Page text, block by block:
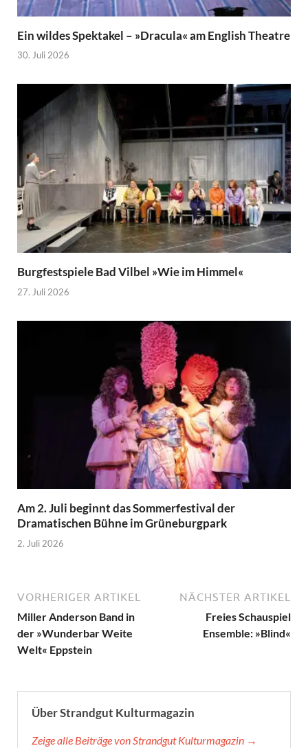
Ein wildes Spektakel – »Dracula« am English Theatre
30. Juli 2026
Burgfestspiele Bad Vilbel »Wie im Himmel«
27. Juli 2026
Am 2. Juli beginnt das Sommerfestival der
Dramatischen Bühne im Grüneburgpark
2. Juli 2026
VORHERIGER ARTIKEL
Miller Anderson Band in
der »Wunderbar Weite
Welt« Eppstein
NÄCHSTER ARTIKEL
Freies Schauspiel
Ensemble: »Blind«
Über Strandgut Kulturmagazin
Zeige alle Beiträge von Strandgut Kulturmagazin →